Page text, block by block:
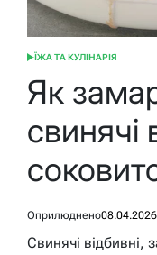
ОПУБЛІКУВАТИ
ЇЖА ТА КУЛІНАРІЯ
Як
свинячі
Оприлюднено08.04.2026
Свинячі відбивні,